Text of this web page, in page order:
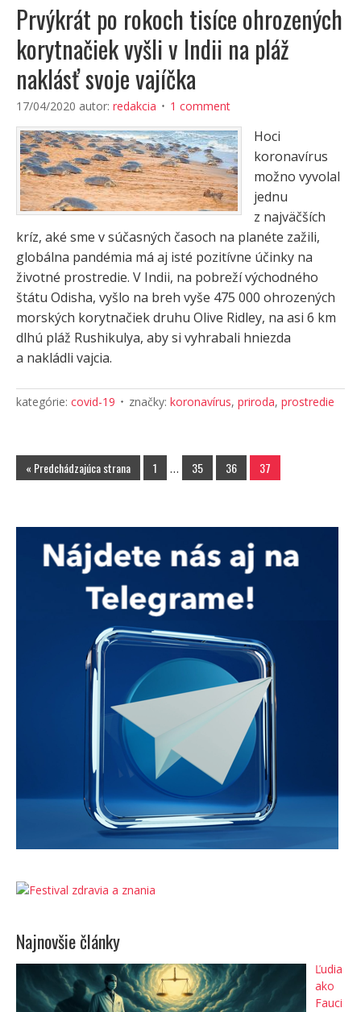
Prvýkrát po rokoch tisíce ohrozených
korytnačiek vyšli v Indii na pláž
naklásť svoje vajíčka
17/04/2020 autor: redakcia 1 comment
Hoci
koronavírus
možno vyvolal
jednu
z najväčších
kríz, aké sme v súčasných časoch na planéte zažili,
globálna pandémia má aj isté pozitívne účinky na
životné prostredie. V Indii, na pobreží východného
štátu Odisha, vyšlo na breh vyše 475 000 ohrozených
morských korytnačiek druhu Olive Ridley, na asi 6 km
dlhú pláž Rushikulya, aby si vyhrabali hniezda
a nakládli vajcia.
kategórie: covid-19 značky: koronavírus, priroda, prostredie
« Predchádzajúca strana 1 … 35 36 37
Najnovšie články
Ľudia
ako
Fauci